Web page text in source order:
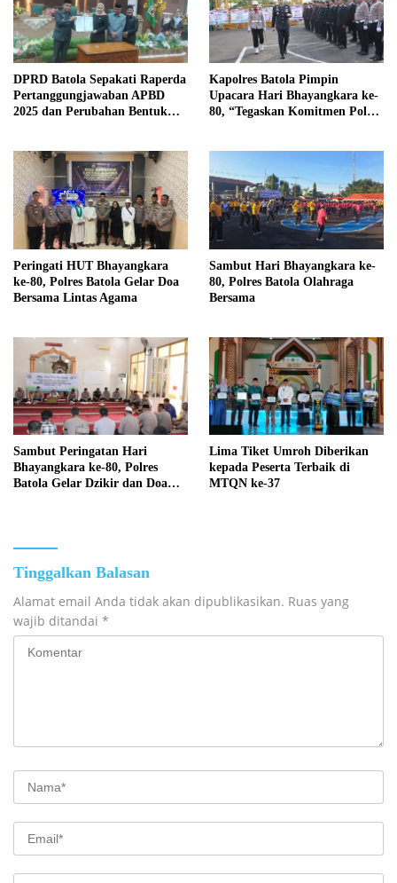
DPRD Batola Sepakati Raperda
Pertanggungjawaban APBD
2025 dan Perubahan Bentuk
Kapolres Batola Pimpin
Upacara Hari Bhayangkara ke-
80, “Tegaskan Komitmen Polri
Peringati HUT Bhayangkara
ke-80, Polres Batola Gelar Doa
Bersama Lintas Agama
Sambut Hari Bhayangkara ke-
80, Polres Batola Olahraga
Bersama
Sambut Peringatan Hari
Bhayangkara ke-80, Polres
Batola Gelar Dzikir dan Doa
Lima Tiket Umroh Diberikan
kepada Peserta Terbaik di
MTQN ke-37
Tinggalkan Balasan
Alamat email Anda tidak akan dipublikasikan. Ruas yang
wajib ditandai *